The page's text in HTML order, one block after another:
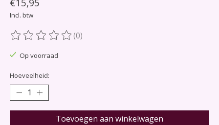
Incl. btw
De beoordeling van dit product is
(0)
Op voorraad
Hoeveelheid:
Toevoegen aan winkelwagen